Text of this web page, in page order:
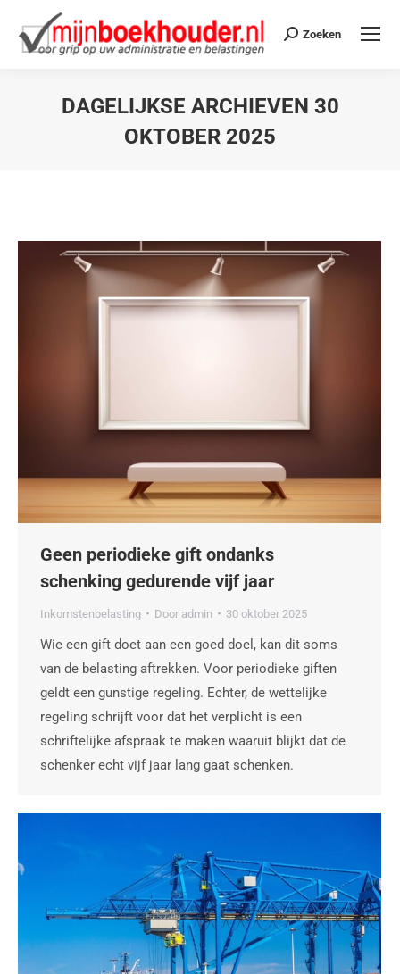
Zoeken
DAGELIJKSE ARCHIEVEN 30
OKTOBER 2025
Geen periodieke gift ondanks
schenking gedurende vijf jaar
Inkomstenbelasting Door admin 30 oktober 2025
Wie een gift doet aan een goed doel, kan dit soms
van de belasting aftrekken. Voor periodieke giften
geldt een gunstige regeling. Echter, de wettelijke
regeling schrijft voor dat het verplicht is een
schriftelijke afspraak te maken waaruit blijkt dat de
schenker echt vijf jaar lang gaat schenken.